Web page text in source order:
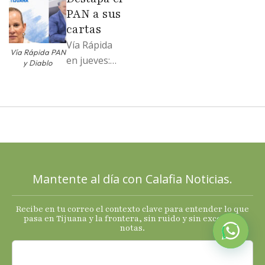
soportó; Los
…
Vía Rápida PAN
y Diablo
PAN a sus
cartas
Vía Rápida
en jueves:
cartas; El
Mantente al día con Calafia Noticias.
Recibe en tu correo el contexto clave para entender lo que
pasa en Tijuana y la frontera, sin ruido y sin exceso de
notas.